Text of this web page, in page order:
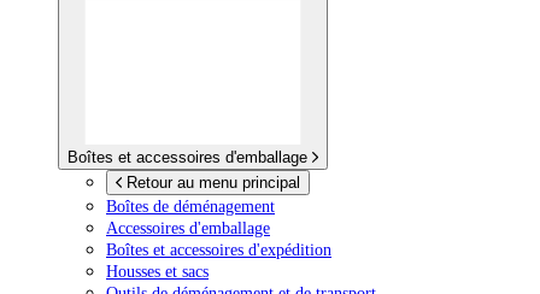
Boîtes et accessoires d'emballage
Retour au menu principal
Boîtes de déménagement
Accessoires d'emballage
Boîtes et accessoires d'expédition
Housses et sacs